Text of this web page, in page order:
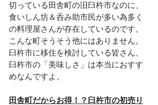
切っている田舎町の旧臼杵市なのに、
食いしん坊＆呑み助市民が多い為多く
の料理屋さんが存在しているのです。
こんな町そうそう他にはありません。
臼杵市に移住を検討している皆さん、
臼杵市の「美味しさ」は本当におすす
めなんですよ。
田舎町だからお得！？臼杵市の初売り